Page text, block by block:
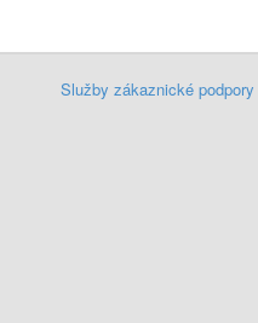
Služby zákaznické podpory